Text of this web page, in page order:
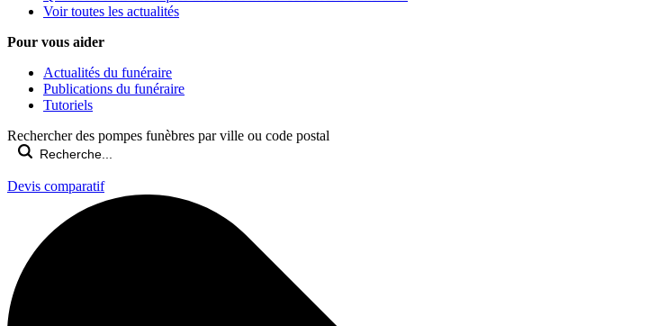
Voir toutes les actualités
Pour vous aider
Actualités du funéraire
Publications du funéraire
Tutoriels
Rechercher des pompes funèbres par ville ou code postal
Devis comparatif